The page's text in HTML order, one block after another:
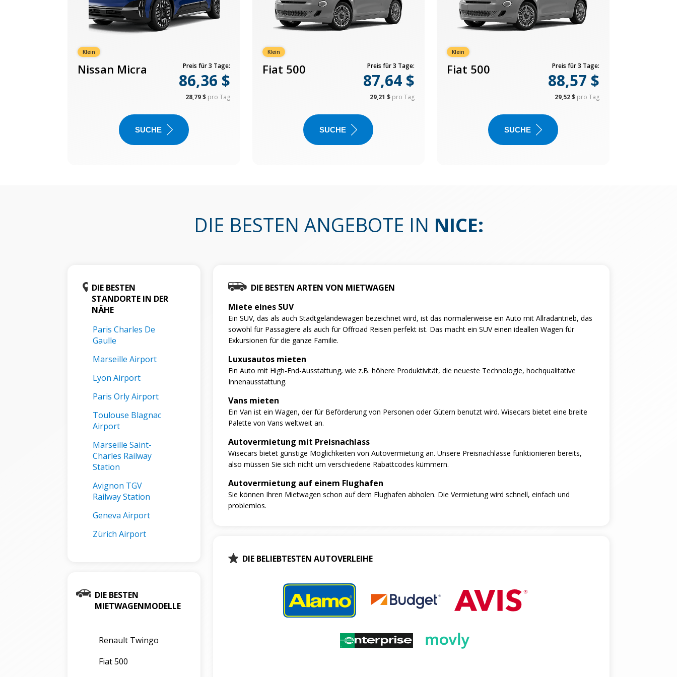
Klein
Nissan Micra Preis für 3 Tage:
86,36 $
28,79 $ pro Tag
SUCHE
Klein
Fiat 500 Preis für 3 Tage:
87,64 $
29,21 $ pro Tag
SUCHE
Klein
Fiat 500 Preis für 3 Tage:
88,57 $
29,52 $ pro Tag
SUCHE
DIE BESTEN ANGEBOTE IN NICE:
DIE BESTEN
STANDORTE IN DER
NÄHE
Paris Charles De
Gaulle
Marseille Airport
Lyon Airport
Paris Orly Airport
Toulouse Blagnac
Airport
Marseille Saint-
Charles Railway
Station
Avignon TGV
Railway Station
Geneva Airport
Zürich Airport
DIE BESTEN
MIETWAGENMODELLE
Renault Twingo
Fiat 500
DIE BESTEN ARTEN VON MIETWAGEN
Miete eines SUV
Ein SUV, das als auch Stadtgeländewagen bezeichnet wird, ist das normalerweise ein Auto mit Allradantrieb, das
sowohl für Passagiere als auch für Offroad Reisen perfekt ist. Das macht ein SUV einen ideallen Wagen für
Exkursionen für die ganze Familie.
Luxusautos mieten
Ein Auto mit High-End-Ausstattung, wie z.B. höhere Produktivität, die neueste Technologie, hochqualitative
Innenausstattung.
Vans mieten
Ein Van ist ein Wagen, der für Beförderung von Personen oder Gütern benutzt wird. Wisecars bietet eine breite
Palette von Vans weltweit an.
Autovermietung mit Preisnachlass
Wisecars bietet günstige Möglichkeiten von Autovermietung an. Unsere Preisnachlasse funktionieren bereits,
also müssen Sie sich nicht um verschiedene Rabattcodes kümmern.
Autovermietung auf einem Flughafen
Sie können Ihren Mietwagen schon auf dem Flughafen abholen. Die Vermietung wird schnell, einfach und
problemlos.
DIE BELIEBTESTEN AUTOVERLEIHE